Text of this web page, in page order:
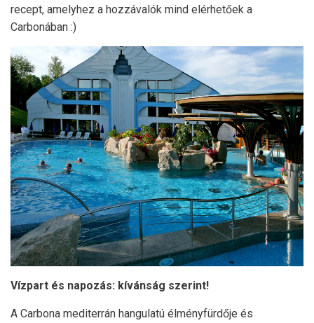
recept, amelyhez a hozzávalók mind elérhetőek a
Carbonában :)
Vízpart és napozás: kívánság szerint!
A Carbona mediterrán hangulatú élményfürdője és